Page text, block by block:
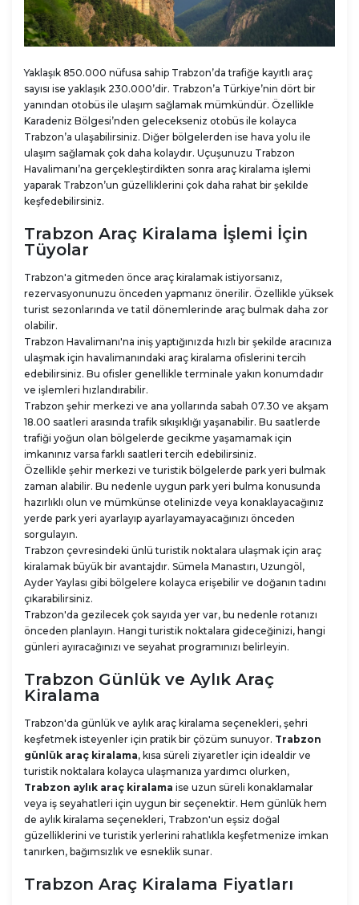
Yaklaşık 850.000 nüfusa sahip Trabzon’da trafiğe kayıtlı araç
sayısı ise yaklaşık 230.000’dir. Trabzon’a Türkiye’nin dört bir
yanından otobüs ile ulaşım sağlamak mümkündür. Özellikle
Karadeniz Bölgesi’nden gelecekseniz otobüs ile kolayca
Trabzon’a ulaşabilirsiniz. Diğer bölgelerden ise hava yolu ile
ulaşım sağlamak çok daha kolaydır. Uçuşunuzu Trabzon
Havalimanı’na gerçekleştirdikten sonra araç kiralama işlemi
yaparak Trabzon’un güzelliklerini çok daha rahat bir şekilde
keşfedebilirsiniz.
Trabzon Araç Kiralama İşlemi İçin
Tüyolar
Trabzon'a gitmeden önce araç kiralamak istiyorsanız,
rezervasyonunuzu önceden yapmanız önerilir. Özellikle yüksek
turist sezonlarında ve tatil dönemlerinde araç bulmak daha zor
olabilir.
Trabzon Havalimanı'na iniş yaptığınızda hızlı bir şekilde aracınıza
ulaşmak için havalimanındaki araç kiralama ofislerini tercih
edebilirsiniz. Bu ofisler genellikle terminale yakın konumdadır
ve işlemleri hızlandırabilir.
Trabzon şehir merkezi ve ana yollarında sabah 07.30 ve akşam
18.00 saatleri arasında trafik sıkışıklığı yaşanabilir. Bu saatlerde
trafiği yoğun olan bölgelerde gecikme yaşamamak için
imkanınız varsa farklı saatleri tercih edebilirsiniz.
Özellikle şehir merkezi ve turistik bölgelerde park yeri bulmak
zaman alabilir. Bu nedenle uygun park yeri bulma konusunda
hazırlıklı olun ve mümkünse otelinizde veya konaklayacağınız
yerde park yeri ayarlayıp ayarlayamayacağınızı önceden
sorgulayın.
Trabzon çevresindeki ünlü turistik noktalara ulaşmak için araç
kiralamak büyük bir avantajdır. Sümela Manastırı, Uzungöl,
Ayder Yaylası gibi bölgelere kolayca erişebilir ve doğanın tadını
çıkarabilirsiniz.
Trabzon'da gezilecek çok sayıda yer var, bu nedenle rotanızı
önceden planlayın. Hangi turistik noktalara gideceğinizi, hangi
günleri ayıracağınızı ve seyahat programınızı belirleyin.
Trabzon Günlük ve Aylık Araç
Kiralama
Trabzon'da günlük ve aylık araç kiralama seçenekleri, şehri
keşfetmek isteyenler için pratik bir çözüm sunuyor. Trabzon
günlük araç kiralama, kısa süreli ziyaretler için idealdir ve
turistik noktalara kolayca ulaşmanıza yardımcı olurken,
Trabzon aylık araç kiralama ise uzun süreli konaklamalar
veya iş seyahatleri için uygun bir seçenektir. Hem günlük hem
de aylık kiralama seçenekleri, Trabzon'un eşsiz doğal
güzelliklerini ve turistik yerlerini rahatlıkla keşfetmenize imkan
tanırken, bağımsızlık ve esneklik sunar.
Trabzon Araç Kiralama Fiyatları